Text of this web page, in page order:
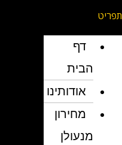
דף
הבית
אודותינו
מחירון
מנעולן